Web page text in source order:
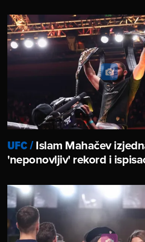
UFC/Islam Mahačev
'neponovljiv' rekord i